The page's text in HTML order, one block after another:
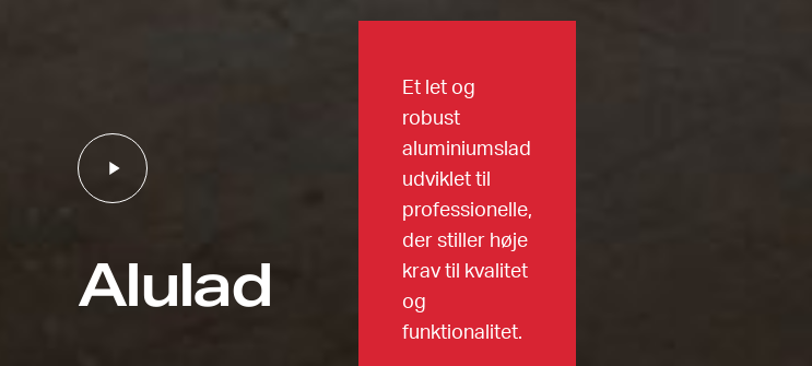
Alulad
Et let og
robust
aluminiumslad
udviklet til
professionelle,
der stiller høje
krav til kvalitet
og
funktionalitet.